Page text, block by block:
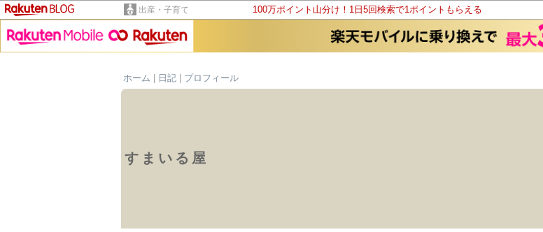
出産・子育て 100万ポイント山分け！1日5回検索で1ポイントもらえる
ホーム
日記 プロフィール
すまいる屋